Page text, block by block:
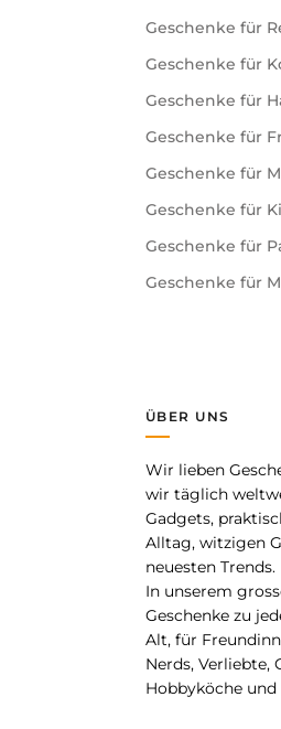
Geschenke für
Geschenke für
Geschenke für
Geschenke für
Geschenke für
Geschenke für
Geschenke für
Geschenke für
ÜBER UNS
Wir lieben
wir täglich
Gadgets,
Alltag, witzigen
neuesten Trends.
In unserem
Geschenke zu
Alt, für
Nerds, Verliebte,
Hobbyköche und